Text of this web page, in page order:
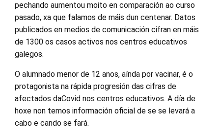
pechando aumentou moito en comparación ao curso
pasado, xa que falamos de máis dun centenar. Datos
publicados en medios de comunicación cifran en máis
de 1300 os casos activos nos centros educativos
galegos.
O alumnado menor de 12 anos, aínda por vacinar, é o
protagonista na rápida progresión das cifras de
afectados daCovid nos centros educativos. A día de
hoxe non temos información oficial de se se levará a
cabo e cando se fará.